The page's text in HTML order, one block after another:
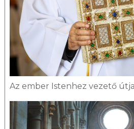
Az ember Istenhez vezető útja